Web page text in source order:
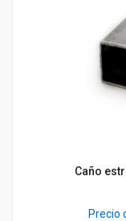
Caño
Precio